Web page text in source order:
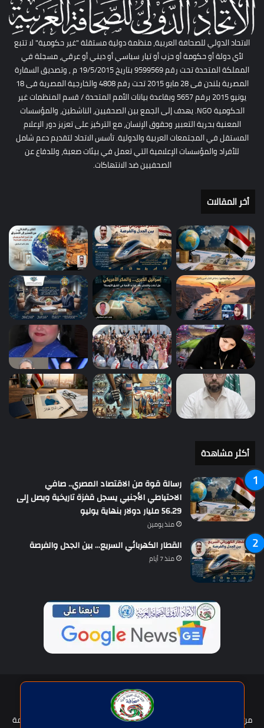
الاتحاد الدولي للصحافة العربية، منظمة دولية مستقلة "غير حكومية" لا تتبع
لأي دولة أو حكومة أو حزب أو تيار سياسي أو ديني أو عرقي، مسجلة في
المملكة المتحدة تحت رقم 9599569 بتاريخ 19/5/2015 م , وتصديق السفارة
المصرية بلندن فى 28 مايو 2015 تحت رقم 4808 والخارجية المصرية فى 18
يونيو 2015 برقم 5657 وبقاعدة بيانات الأمم المتحدة / قسم المنظمات غير
الحكومية NGO. يهدف إلى الجمع بين الصحفيين، الناشطين، والمؤسسات
المعنية بحرية التعبير وحقوق الإنسان، مع التركيز على تعزيز دور الإعلام
المستقل في المجتمعات العربية والدولية. تأسس الاتحاد لتقديم دعم شامل
للأفراد والمؤسسات الإعلامية التي تعمل في بيئات صعبة، وللدفاع عن
الصحفيين ضد الانتهاكات.
أخر المقالات
أكثر مشاهدة
رسالة قوة من الاقتصاد المصري.. صافي
الاحتياطي الأجنبي يسجل قفزة تاريخية ويصل إلى
56.29 مليار دولار بنهاية يوليو
منذ يومين
القطار الكهربائي السريع… بين الجدل والفرصة
منذ 7 أيام
حقوق النشر © | جميع الحقوق محفوظة للاتحاد الدولى للصحافة العربية
2026
من نحن؟
عضوية الإتحاد سياسة الخصوصية
شروط الخدمة